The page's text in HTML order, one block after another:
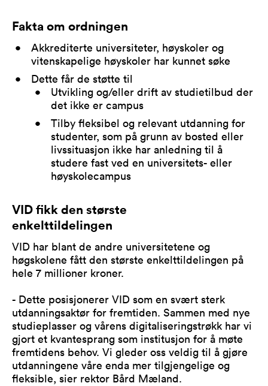
Fakta om ordningen
Akkrediterte universiteter, høyskoler og
vitenskapelige høyskoler har kunnet søke
Dette får de støtte til
Utvikling og/eller drift av studietilbud der
det ikke er campus
Tilby fleksibel og relevant utdanning for
studenter, som på grunn av bosted eller
livssituasjon ikke har anledning til å
studere fast ved en universitets- eller
høyskolecampus
VID fikk den største
enkelttildelingen
VID har blant de andre universitetene og
høgskolene fått den største enkelttildelingen på
hele 7 millioner kroner.
- Dette posisjonerer VID som en svært sterk
utdanningsaktør for fremtiden. Sammen med nye
studieplasser og vårens digitaliseringstrøkk har vi
gjort et kvantesprang som institusjon for å møte
fremtidens behov. Vi gleder oss veldig til å gjøre
utdanningene våre enda mer tilgjengelige og
fleksible, sier rektor Bård Mæland.